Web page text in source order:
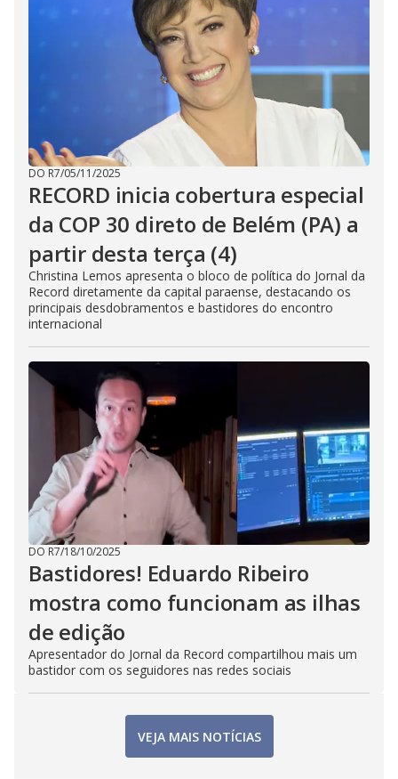
DO R7/05/11/2025
RECORD inicia cobertura especial
da COP 30 direto de Belém (PA) a
partir desta terça (4)
Christina Lemos apresenta o bloco de política do Jornal da
Record diretamente da capital paraense, destacando os
principais desdobramentos e bastidores do encontro
internacional
DO R7/18/10/2025
Bastidores! Eduardo Ribeiro
mostra como funcionam as ilhas
de edição
Apresentador do Jornal da Record compartilhou mais um
bastidor com os seguidores nas redes sociais
VEJA MAIS NOTÍCIAS